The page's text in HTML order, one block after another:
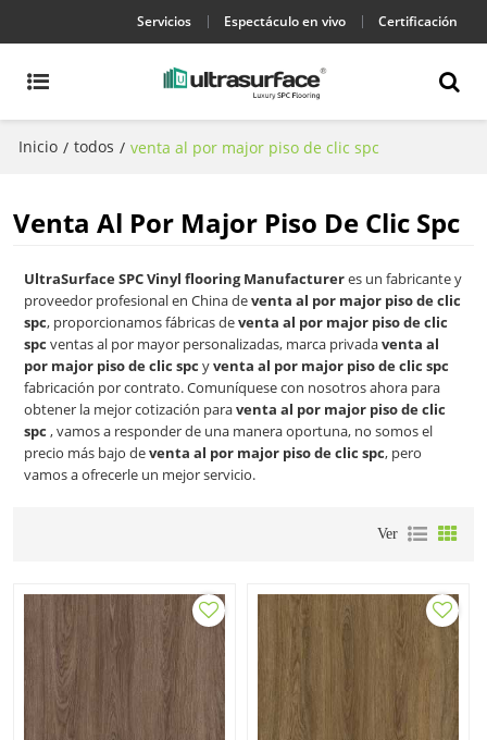
Servicios Espectáculo en vivo Certificación
Inicio / todos / venta al por major piso de clic spc
Venta Al Por Major Piso De Clic Spc
UltraSurface SPC Vinyl flooring Manufactureres un fabricante y
proveedor profesional en China deventa al por major piso de clic
spc, proporcionamos fábricas deventa al por major piso de clic
spc ventas al por mayor personalizadas, marca privadaventa al
por major piso de clic spc yventa al por major piso de clic spc
fabricación por contrato. Comuníquese con nosotros ahora para
obtener la mejor cotización paraventa al por major piso de clic
spc , vamos a responder de una manera oportuna, no somos el
precio más bajo deventa al por major piso de clic spc, pero
vamos a ofrecerle un mejor servicio.
Ver